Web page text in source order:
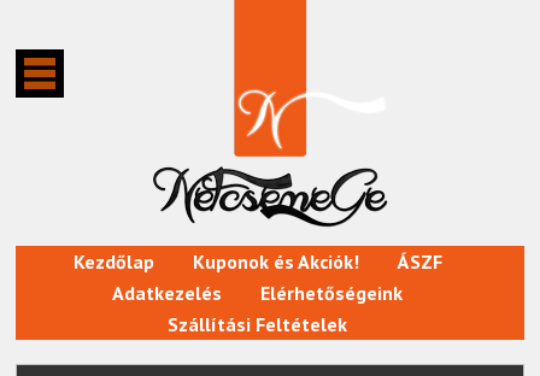
Kezdőlap Kuponok és Akciók!
ÁSZF
Adatkezelés
Elérhetőségeink
Szállítási Feltételek